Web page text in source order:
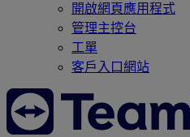
開啟網頁應用程式
管理主控台
工單
客戶入口網站